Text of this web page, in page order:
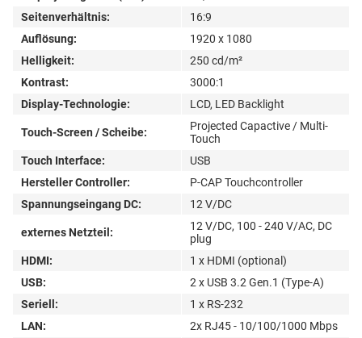
Seitenverhältnis:
16:9
Auflösung:
1920 x 1080
Helligkeit:
250 cd/m²
Kontrast:
3000:1
Display-Technologie:
LCD, LED Backlight
Touch-Screen / Scheibe:
Projected Capactive / Multi-
Touch
Touch Interface:
USB
Hersteller Controller:
P-CAP Touchcontroller
Spannungseingang DC:
12 V/DC
externes Netzteil:
12 V/DC, 100 - 240 V/AC, DC
plug
HDMI:
1 x HDMI (optional)
USB:
2 x USB 3.2 Gen.1 (Type-A)
Seriell:
1 x RS-232
LAN:
2x RJ45 - 10/100/1000 Mbps